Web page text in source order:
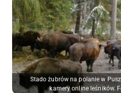
Stado żubrów na polanie w
kamery online leśników.